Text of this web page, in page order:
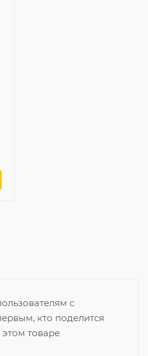
с
кто поделится
товаре